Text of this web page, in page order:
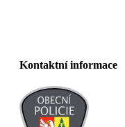
Kontaktní informace